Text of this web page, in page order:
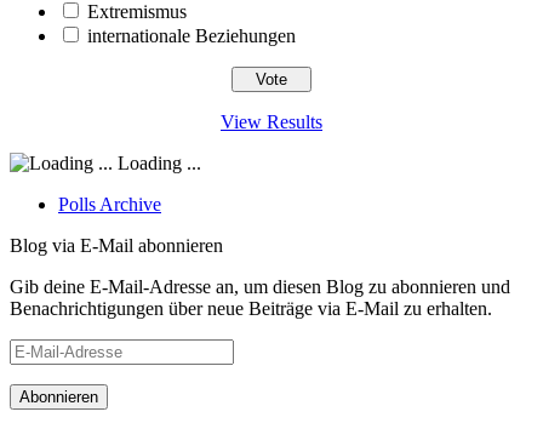
Extremismus
internationale Beziehungen
View Results
Loading ...
Polls Archive
Blog via E-Mail abonnieren
Gib deine E-Mail-Adresse an, um diesen Blog zu abonnieren und
Benachrichtigungen über neue Beiträge via E-Mail zu erhalten.
E-
Mail-
Adresse